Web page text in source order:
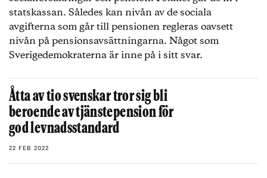
skattesänkningar är ”verktyg” som gör skillnad.
statskassan. Således kan nivån av de sociala
avgifterna som går till pensionen regleras oavsett
nivån på pensionsavsättningarna. Något som
Sverigedemokraterna är inne på i sitt svar.
Åtta av tio svenskar tror sig bli
beroende av tjänstepension för
god levnadsstandard
22 FEB 2022